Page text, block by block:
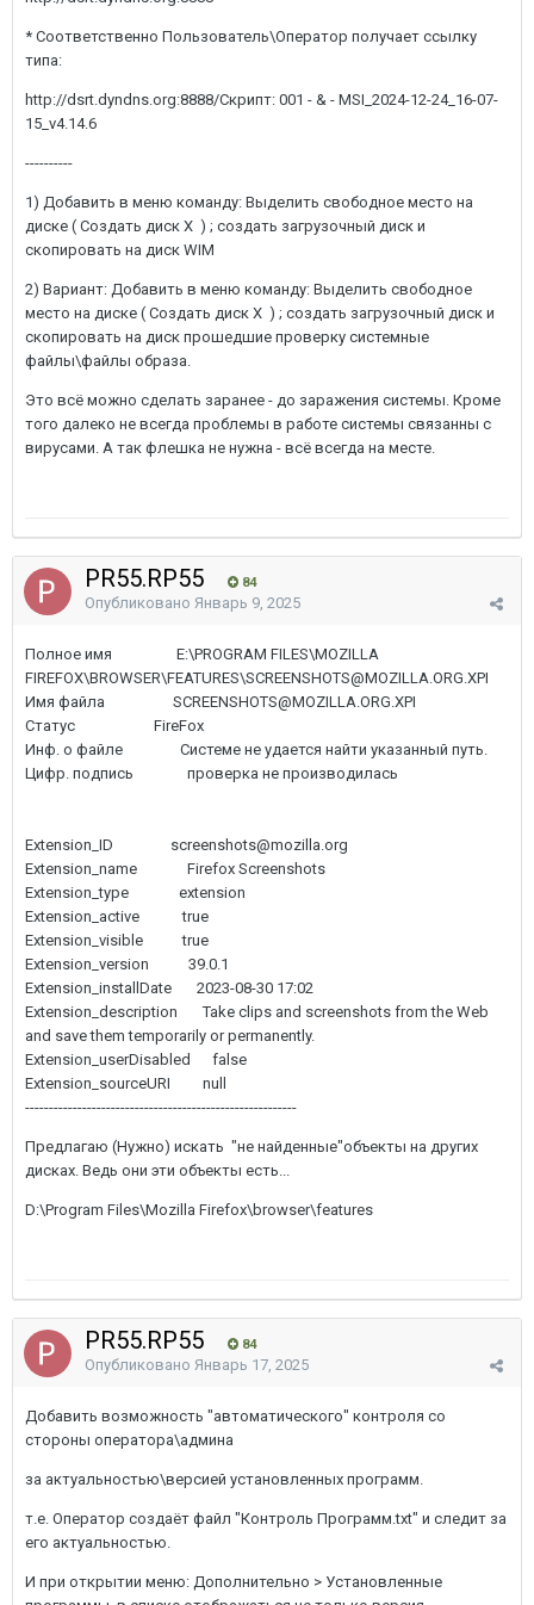
* Соответственно Пользователь\Оператор получает ссылку
типа:
http://dsrt.dyndns.org:8888/Скрипт: 001 - & - MSI_2024-12-24_16-07-
15_v4.14.6
----------
1) Добавить в меню команду: Выделить свободное место на
диске ( Создать диск Х ) ; создать загрузочный диск и
скопировать на диск WIM
2) Вариант: Добавить в меню команду: Выделить свободное
место на диске ( Создать диск Х ) ; создать загрузочный диск и
скопировать на диск прошедшие проверку системные
файлы\файлы образа.
Это всё можно сделать заранее - до заражения системы. Кроме
того далеко не всегда проблемы в работе системы связанны с
вирусами. А так флешка не нужна - всё всегда на месте.
PR55.RP55 84
Опубликовано Январь 9, 2025
Полное имя E:\PROGRAM FILES\MOZILLA
FIREFOX\BROWSER\FEATURES\SCREENSHOTS@MOZILLA.ORG.XPI
Имя файла SCREENSHOTS@MOZILLA.ORG.XPI
Статус FireFox
Инф. о файле Системе не удается найти указанный путь.
Цифр. подпись проверка не производилась
Extension_ID screenshots@mozilla.org
Extension_name Firefox Screenshots
Extension_type extension
Extension_active true
Extension_visible true
Extension_version 39.0.1
Extension_installDate 2023-08-30 17:02
Extension_description Take clips and screenshots from the Web
and save them temporarily or permanently.
Extension_userDisabled false
Extension_sourceURI null
---------------------------------------------------------
Предлагаю (Нужно) искать "не найденные"объекты на других
дисках. Ведь они эти объекты есть...
D:\Program Files\Mozilla Firefox\browser\features
PR55.RP55 84
Опубликовано Январь 17, 2025
Добавить возможность "автоматического" контроля со
стороны оператора\админа
за актуальностью\версией установленных программ.
т.е. Оператор создаёт файл "Контроль Программ.txt" и следит за
его актуальностью.
И при открытии меню: Дополнительно > Установленные